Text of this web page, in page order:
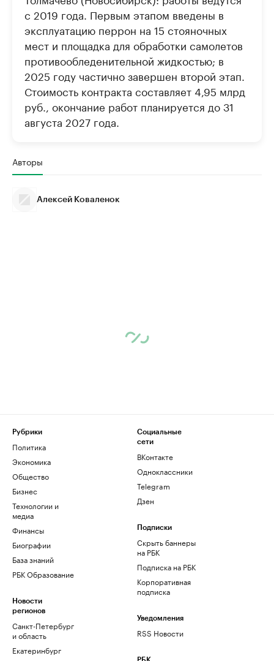
с 2019 года. Первым этапом введены в
эксплуатацию перрон на 15 стояночных
мест и площадка для обработки самолетов
противообледенительной жидкостью; в
2025 году частично завершен второй этап.
Стоимость контракта составляет 4,95 млрд
руб., окончание работ планируется до 31
августа 2027 года.
Авторы
Алексей Коваленок
Рубрики
Политика
Экономика
Общество
Бизнес
Технологии и
медиа
Финансы
Биографии
База знаний
РБК Образование
Новости
регионов
Санкт-Петербург
и область
Екатеринбург
Социальные
сети
ВКонтакте
Одноклассники
Telegram
Дзен
Подписки
Скрыть баннеры
на РБК
Подписка на РБК
Корпоративная
подписка
Уведомления
RSS Новости